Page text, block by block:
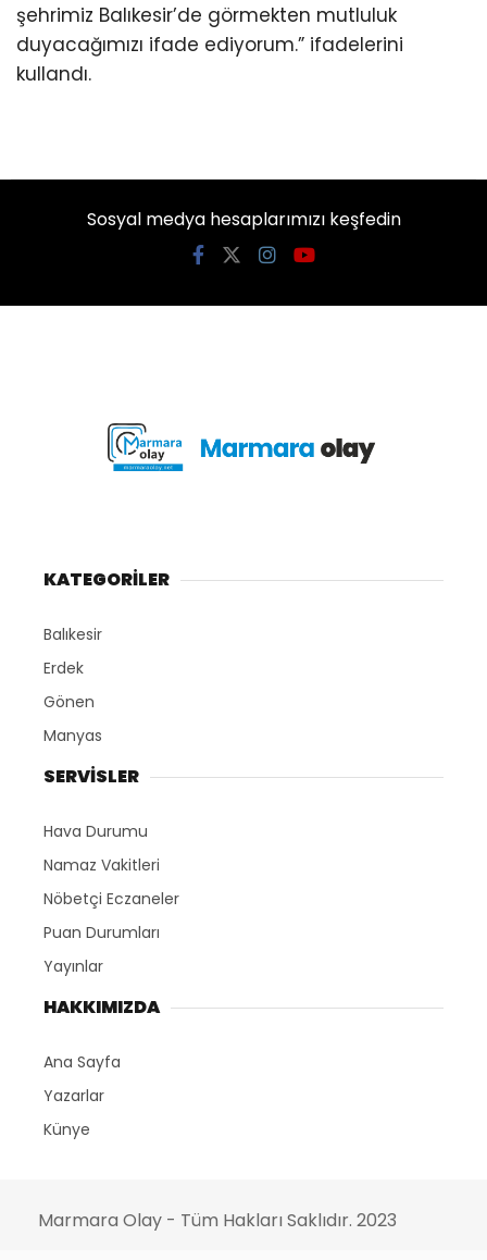
şehrimiz Balıkesir’de görmekten mutluluk
duyacağımızı ifade ediyorum.” ifadelerini
kullandı.
Sosyal medya hesaplarımızı keşfedin
KATEGORİLER
Balıkesir
Erdek
Gönen
Manyas
SERVİSLER
Hava Durumu
Namaz Vakitleri
Nöbetçi Eczaneler
Puan Durumları
Yayınlar
HAKKIMIZDA
Ana Sayfa
Yazarlar
Künye
Marmara Olay - Tüm Hakları Saklıdır. 2023